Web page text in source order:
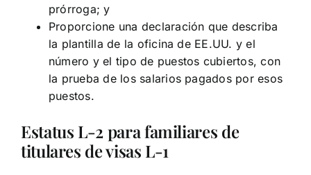
prórroga; y
Proporcione una declaración que describa
la plantilla de la oficina de EE.UU. y el
número y el tipo de puestos cubiertos, con
la prueba de los salarios pagados por esos
puestos.
Estatus L-2 para familiares de
titulares de visas L-1